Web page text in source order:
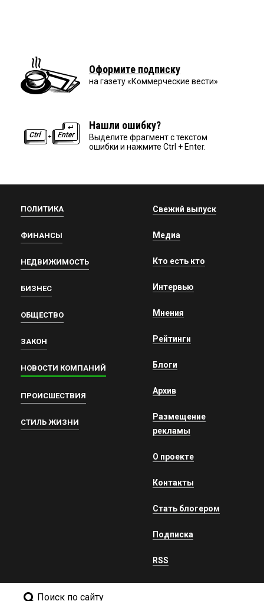
Оформите подписку
на газету «Коммерческие вести»
Нашли ошибку?
Выделите фрагмент с текстом
ошибки и нажмите Ctrl + Enter.
ПОЛИТИКА
ФИНАНСЫ
НЕДВИЖИМОСТЬ
БИЗНЕС
ОБЩЕСТВО
ЗАКОН
НОВОСТИ КОМПАНИЙ
ПРОИСШЕСТВИЯ
СТИЛЬ ЖИЗНИ
Свежий выпуск
Медиа
Кто есть кто
Интервью
Мнения
Рейтинги
Блоги
Архив
Размещение
рекламы
О проекте
Контакты
Стать блогером
Подписка
RSS
Поиск по сайту